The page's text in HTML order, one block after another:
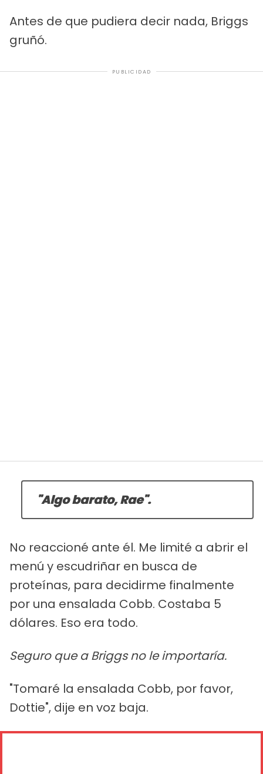
Antes de que pudiera decir nada, Briggs
gruñó.
PUBLICIDAD
"Algo barato, Rae".
No reaccioné ante él. Me limité a abrir el
menú y escudriñar en busca de
proteínas, para decidirme finalmente
por una ensalada Cobb. Costaba 5
dólares. Eso era todo.
Seguro que a Briggs no le importaría.
"Tomaré la ensalada Cobb, por favor,
Dottie", dije en voz baja.